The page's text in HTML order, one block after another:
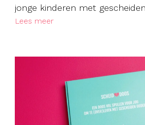
jonge kinderen met
Lees meer